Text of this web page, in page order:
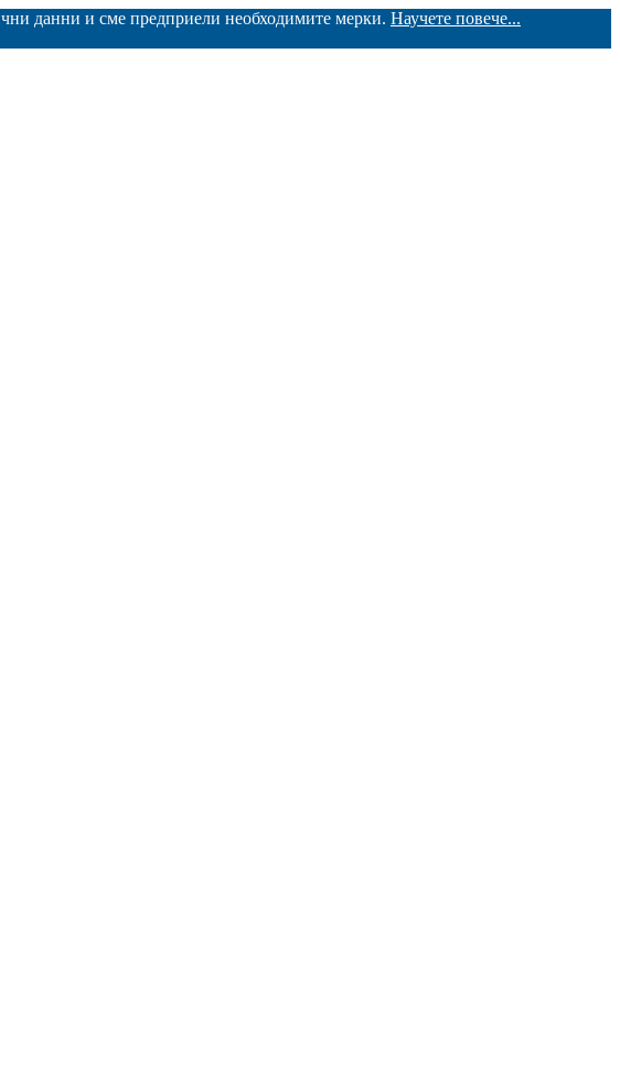
данни и сме предприели необходимите мерки. Научете повече...